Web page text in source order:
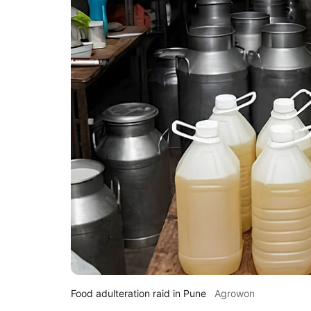
Food adulteration raid in Pune Agrowon